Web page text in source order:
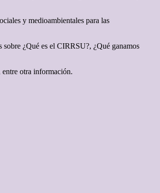
y medioambientales para las
¿Qué es el CIRRSU?, ¿Qué ganamos
otra información.